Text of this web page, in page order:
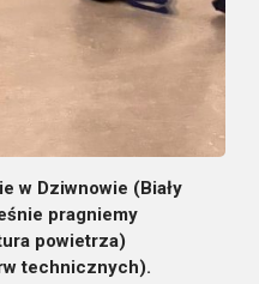
w Dziwnowie (Biały
pragniemy
powietrza)
technicznych).